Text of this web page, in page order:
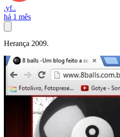
.yf..
há 1 mês
Herança 2009.